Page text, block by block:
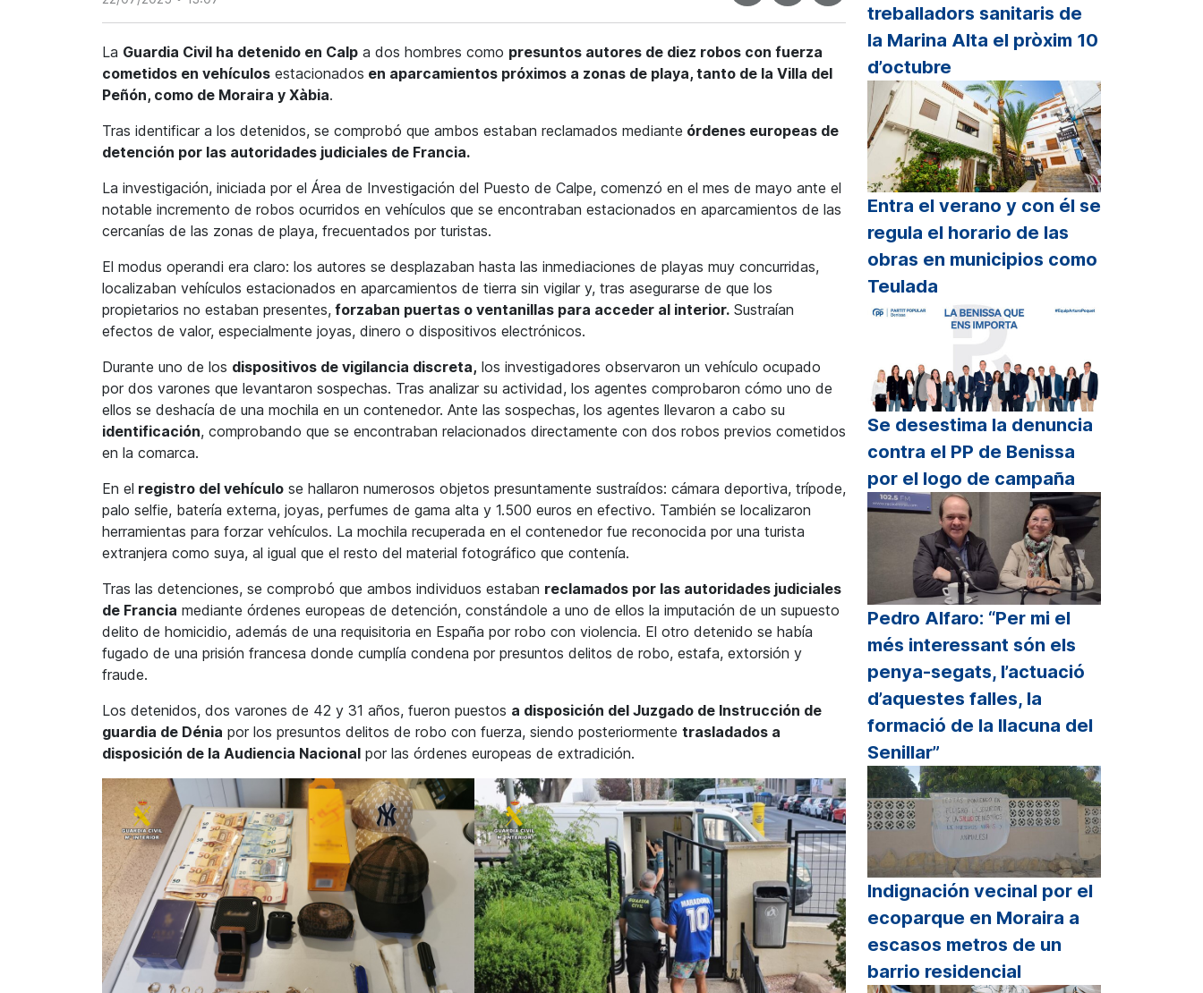
La Guardia Civil ha detenido en Calp a dos hombres como presuntos autores de diez robos con fuerza
cometidos en vehículos estacionados en aparcamientos próximos a zonas de playa, tanto de la Villa del
Peñón, como de Moraira y Xàbia.
Tras identificar a los detenidos, se comprobó que ambos estaban reclamados mediante órdenes europeas de
detención por las autoridades judiciales de Francia.
La investigación, iniciada por el Área de Investigación del Puesto de Calpe, comenzó en el mes de mayo ante el
notable incremento de robos ocurridos en vehículos que se encontraban estacionados en aparcamientos de las
cercanías de las zonas de playa, frecuentados por turistas.
El modus operandi era claro: los autores se desplazaban hasta las inmediaciones de playas muy concurridas,
localizaban vehículos estacionados en aparcamientos de tierra sin vigilar y, tras asegurarse de que los
propietarios no estaban presentes, forzaban puertas o ventanillas para acceder al interior. Sustraían
efectos de valor, especialmente joyas, dinero o dispositivos electrónicos.
Durante uno de los dispositivos de vigilancia discreta, los investigadores observaron un vehículo ocupado
por dos varones que levantaron sospechas. Tras analizar su actividad, los agentes comprobaron cómo uno de
ellos se deshacía de una mochila en un contenedor. Ante las sospechas, los agentes llevaron a cabo su
identificación, comprobando que se encontraban relacionados directamente con dos robos previos cometidos
en la comarca.
En el registro del vehículo se hallaron numerosos objetos presuntamente sustraídos: cámara deportiva, trípode,
palo selfie, batería externa, joyas, perfumes de gama alta y 1.500 euros en efectivo. También se localizaron
herramientas para forzar vehículos. La mochila recuperada en el contenedor fue reconocida por una turista
extranjera como suya, al igual que el resto del material fotográfico que contenía.
Tras las detenciones, se comprobó que ambos individuos estaban reclamados por las autoridades judiciales
de Francia mediante órdenes europeas de detención, constándole a uno de ellos la imputación de un supuesto
delito de homicidio, además de una requisitoria en España por robo con violencia. El otro detenido se había
fugado de una prisión francesa donde cumplía condena por presuntos delitos de robo, estafa, extorsión y
fraude.
Los detenidos, dos varones de 42 y 31 años, fueron puestos a disposición del Juzgado de Instrucción de
guardia de Dénia por los presuntos delitos de robo con fuerza, siendo posteriormente trasladados a
disposición de la Audiencia Nacional por las órdenes europeas de extradición.
treballadors sanitaris de
la Marina Alta el pròxim 10
d’octubre
Entra el verano y con él se
regula el horario de las
obras en municipios como
Teulada
Se desestima la denuncia
contra el PP de Benissa
por el logo de campaña
Pedro Alfaro: “Per mi el
més interessant són els
penya-segats, l’actuació
d’aquestes falles, la
formació de la llacuna del
Senillar”
Indignación vecinal por el
ecoparque en Moraira a
escasos metros de un
barrio residencial